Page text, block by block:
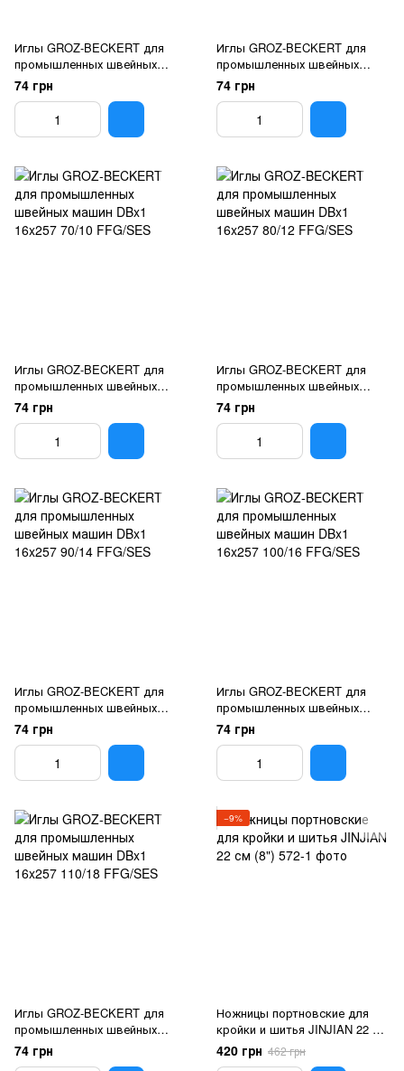
Иглы GROZ-BECKERT для
промышленных швейных
машин DPx5 135x5 90/14
FFG/SES
74 грн
Иглы GROZ-BECKERT для
промышленных швейных
машин DPx5 135x5 100/16
FFG/SES
74 грн
Иглы GROZ-BECKERT для
промышленных швейных
машин DBx1 16x257 70/10
FFG/SES
74 грн
Иглы GROZ-BECKERT для
промышленных швейных
машин DBx1 16x257 80/12
FFG/SES
74 грн
Иглы GROZ-BECKERT для
промышленных швейных
машин DBx1 16x257 90/14
FFG/SES
74 грн
Иглы GROZ-BECKERT для
промышленных швейных
машин DBx1 16x257 100/16
FFG/SES
74 грн
Иглы GROZ-BECKERT для
промышленных швейных
машин DBx1 16x257 110/18
FFG/SES
74 грн
−9%
Ножницы портновские для
кройки и шитья JINJIAN 22 см
(8")
420 грн 462 грн